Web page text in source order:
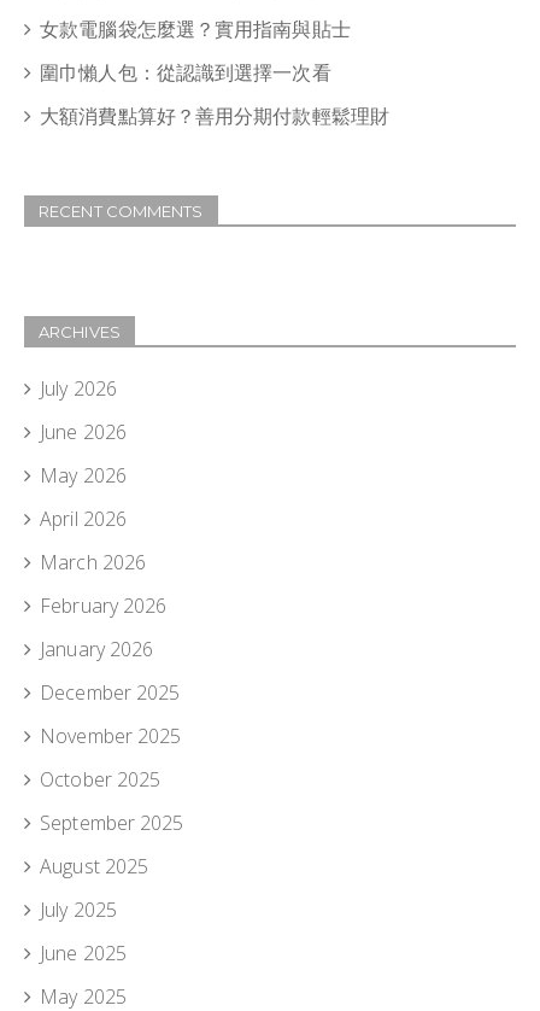
女款電腦袋怎麼選？實用指南與貼士
圍巾懶人包：從認識到選擇一次看
大額消費點算好？善用分期付款輕鬆理財
RECENT COMMENTS
ARCHIVES
July 2026
June 2026
May 2026
April 2026
March 2026
February 2026
January 2026
December 2025
November 2025
October 2025
September 2025
August 2025
July 2025
June 2025
May 2025